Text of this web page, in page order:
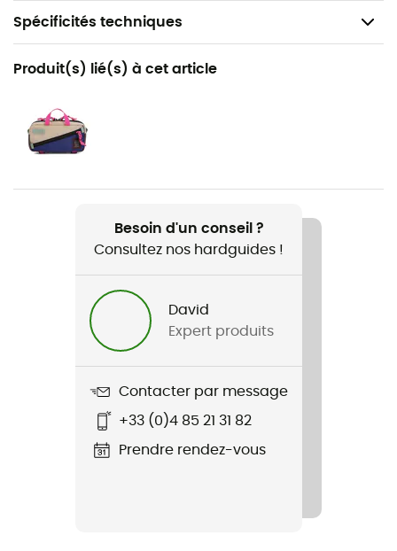
Spécificités techniques
Recommandé pour
Voyage / Le quotidien
Nom du produit
Accessory Bag - Mountain
Matériaux
Dimensions
Micro : 4,75 x 3,25 cm / Petite : 8,5 x 5,5 cm / Moyenne :
Produit(s) lié(s) à cet article
Besoin d'un conseil ?
Consultez nos hardguides !
David
Expert produits
Contacter par message
+33 (0)4 85 21 31 82
Prendre rendez-vous